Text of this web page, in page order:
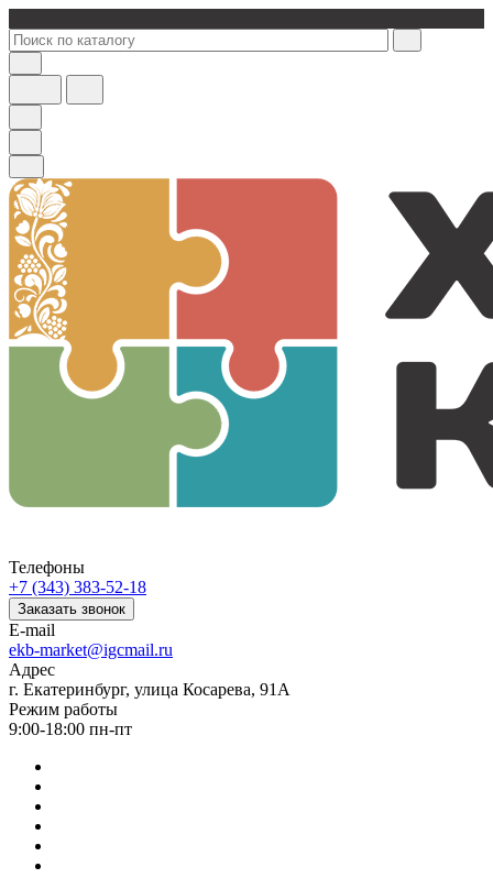
Телефоны
+7 (343) 383-52-18
Заказать звонок
E-mail
ekb-market@igcmail.ru
Адрес
г. Екатеринбург, улица Косарева, 91А
Режим работы
9:00-18:00 пн-пт